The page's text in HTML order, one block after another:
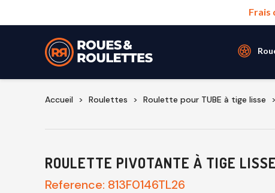
Frais
Accueil Roulettes Roulette pour TUBE à tige lisse
ROULETTE PIVOTANTE À TIGE
Reference: 813F0146TL26